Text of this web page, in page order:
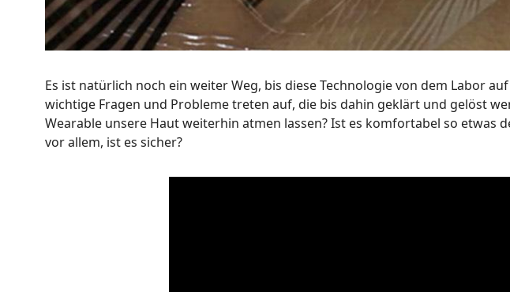
Es ist natürlich noch ein weiter Weg, bis diese Technologie von dem Labor
wichtige Fragen und Probleme treten auf, die bis dahin geklärt und gelöst
Wearable unsere Haut weiterhin atmen lassen? Ist es komfortabel so etwas
vor allem, ist es sicher?